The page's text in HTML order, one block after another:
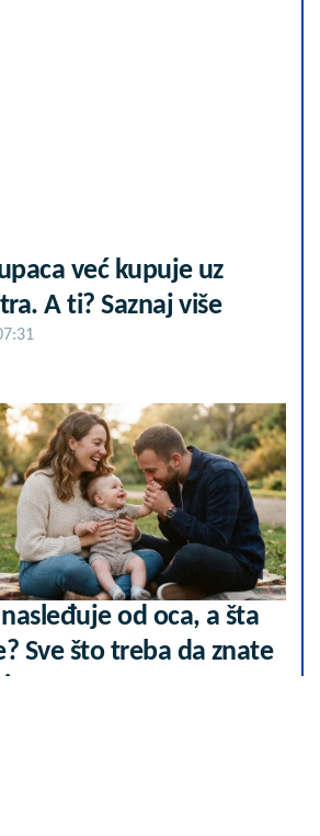
već kupuje uz
A ti? Saznaj više
od oca, a šta
Sve što treba da znate